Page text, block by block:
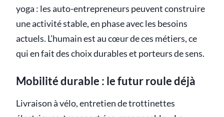
yoga : les auto-entrepreneurs peuvent construire
une activité stable, en phase avec les besoins
actuels. L’humain est au cœur de ces métiers, ce
qui en fait des choix durables et porteurs de sens.
Mobilité durable : le futur roule déjà
Livraison à vélo, entretien de trottinettes